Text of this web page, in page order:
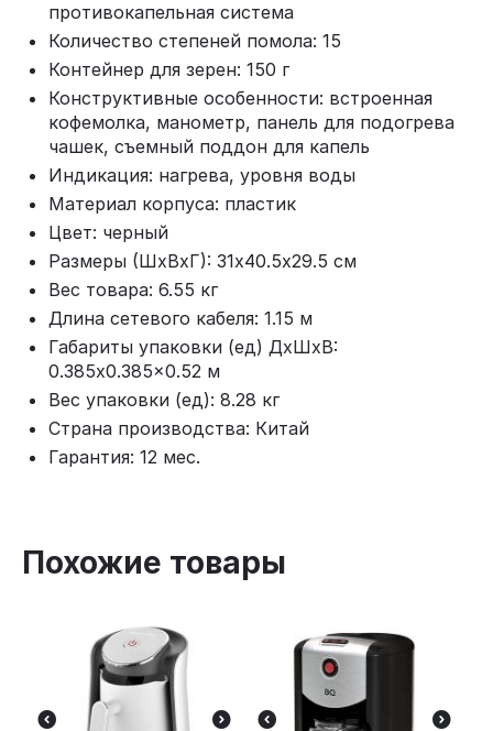
противокапельная система
Количество степеней помола: 15
Контейнер для зерен: 150 г
Конструктивные особенности: встроенная
кофемолка, манометр, панель для подогрева
чашек, съемный поддон для капель
Индикация: нагрева, уровня воды
Материал корпуса: пластик
Цвет: черный
Размеры (ШхВхГ): 31х40.5х29.5 см
Вес товара: 6.55 кг
Длина сетевого кабеля: 1.15 м
Габариты упаковки (ед) ДхШхВ:
0.385x0.385x0.52 м
Вес упаковки (ед): 8.28 кг
Страна производства: Китай
Гарантия: 12 мес.
Похожие товары